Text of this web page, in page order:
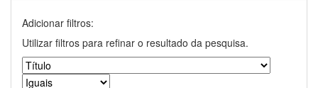
Adicionar filtros:
Utilizar filtros para refinar o resultado da pesquisa.